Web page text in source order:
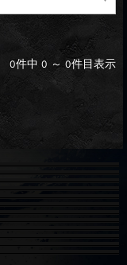
0件中 0 ～ 0件目表示